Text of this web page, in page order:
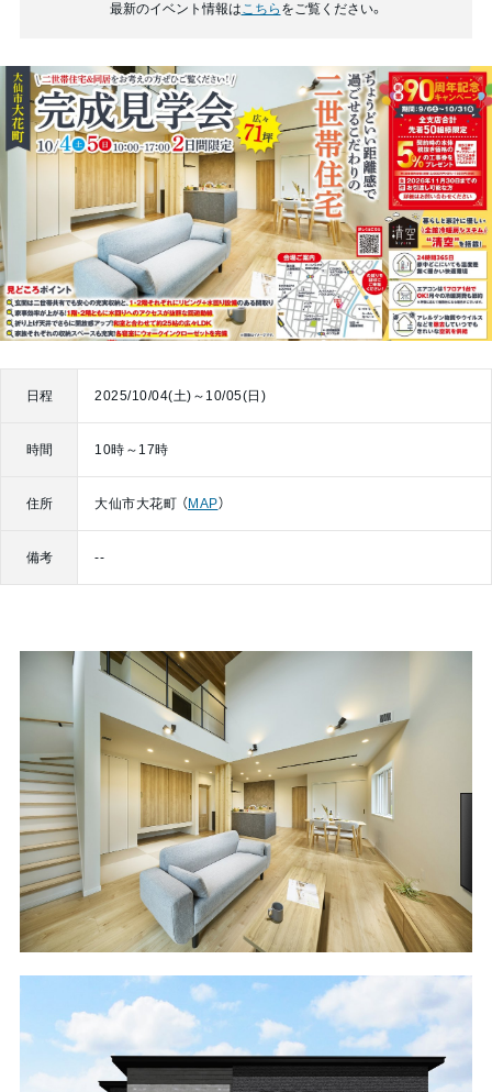
最新のイベント情報はこちら をご覧ください。
日程 2025/10/04(土)～10/05(日)
時間 10時～17時
住所 大仙市大花町 （MAP）
備考 --